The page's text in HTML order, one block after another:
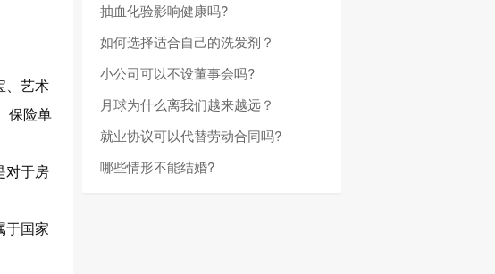
、艺术
保险单
对于房
于国家
抽血化验影响健康吗?
如何选择适合自己的洗发剂？
小公司可以不设董事会吗?
月球为什么离我们越来越远？
就业协议可以代替劳动合同吗?
哪些情形不能结婚?